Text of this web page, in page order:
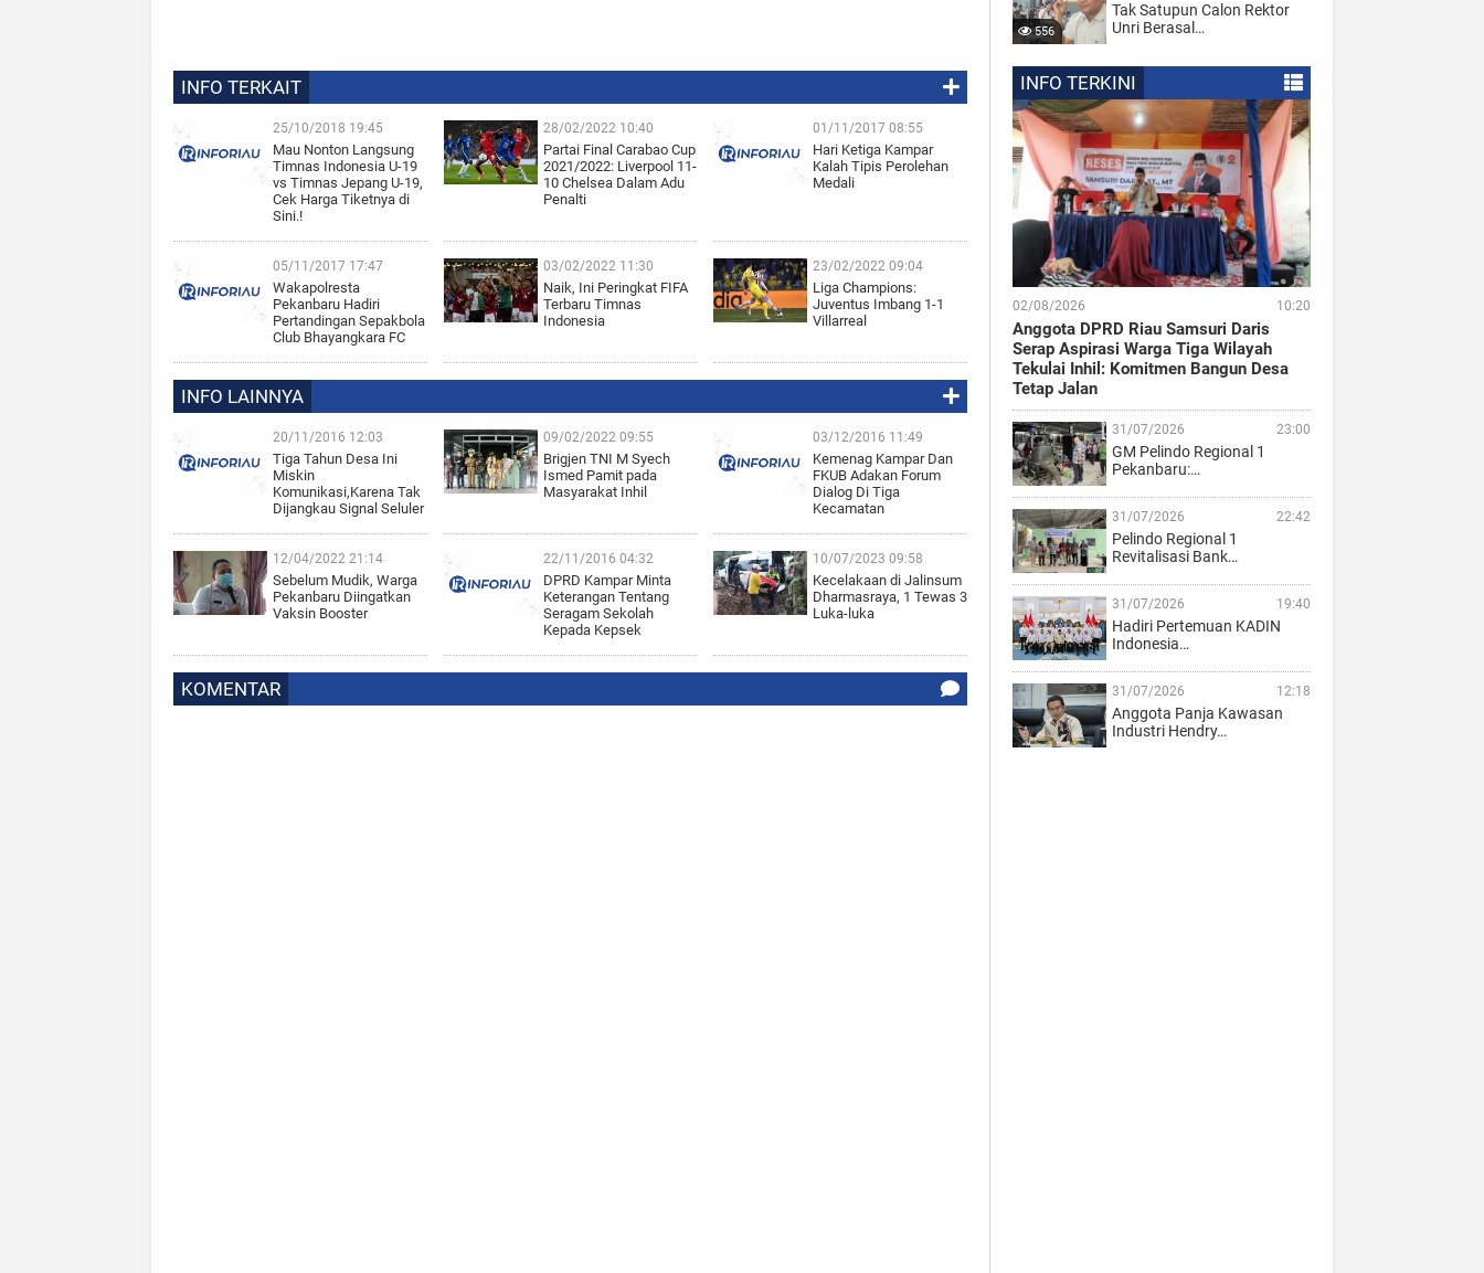
INFO TERKAIT
25/10/2018 19:45
Mau Nonton Langsung
Timnas Indonesia U-19
vs Timnas Jepang U-19,
Cek Harga Tiketnya di
Sini.!
28/02/2022 10:40
Partai Final Carabao Cup
2021/2022: Liverpool 11-
10 Chelsea Dalam Adu
Penalti
01/11/2017 08:55
Hari Ketiga Kampar
Kalah Tipis Perolehan
Medali
05/11/2017 17:47
Wakapolresta
Pekanbaru Hadiri
Pertandingan Sepakbola
Club Bhayangkara FC
03/02/2022 11:30
Naik, Ini Peringkat FIFA
Terbaru Timnas
Indonesia
23/02/2022 09:04
Liga Champions:
Juventus Imbang 1-1
Villarreal
INFO LAINNYA
20/11/2016 12:03
Tiga Tahun Desa Ini
Miskin
Komunikasi,Karena Tak
Dijangkau Signal Seluler
09/02/2022 09:55
Brigjen TNI M Syech
Ismed Pamit pada
Masyarakat Inhil
03/12/2016 11:49
Kemenag Kampar Dan
FKUB Adakan Forum
Dialog Di Tiga
Kecamatan
12/04/2022 21:14
Sebelum Mudik, Warga
Pekanbaru Diingatkan
Vaksin Booster
22/11/2016 04:32
DPRD Kampar Minta
Keterangan Tentang
Seragam Sekolah
Kepada Kepsek
10/07/2023 09:58
Kecelakaan di Jalinsum
Dharmasraya, 1 Tewas 3
Luka-luka
KOMENTAR
556
Tak Satupun Calon Rektor
Unri Berasal…
INFO TERKINI
02/08/2026 10:20
Anggota DPRD Riau Samsuri Daris
Serap Aspirasi Warga Tiga Wilayah
Tekulai Inhil: Komitmen Bangun Desa
Tetap Jalan
31/07/2026 23:00
GM Pelindo Regional 1
Pekanbaru:…
31/07/2026 22:42
Pelindo Regional 1
Revitalisasi Bank…
31/07/2026 19:40
Hadiri Pertemuan KADIN
Indonesia…
31/07/2026 12:18
Anggota Panja Kawasan
Industri Hendry…